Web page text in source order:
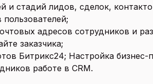
и стадий лидов, сделок,
адресов сотрудников и
заказчика;
Битрикс24; Настройка бизнес-
работе в CRM.